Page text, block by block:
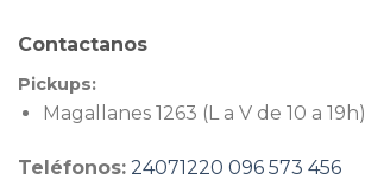
Contactanos
Pickups:
Magallanes 1263 (L a V de 10 a 19h)
Teléfonos: 24071220 096 573 456